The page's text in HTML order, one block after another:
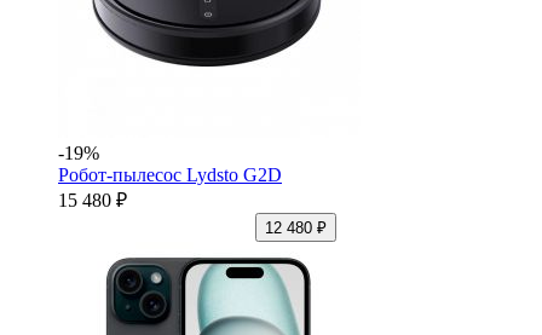
-19%
Робот-пылесос Lydsto G2D
15 480 ₽
12 480 ₽